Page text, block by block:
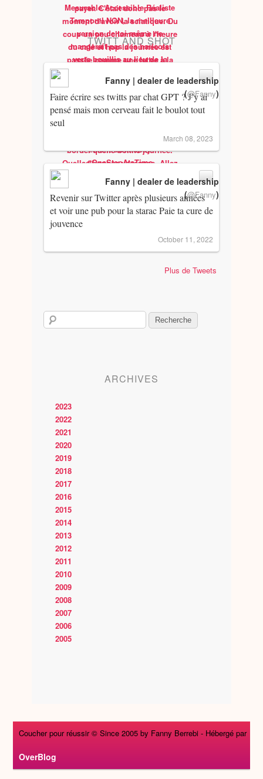
TWITT AND SHOT
Faire écrire ses twitts par chat GPT ? J’y ai
pensé mais mon cerveau fait le boulot tout
seul
Fanny | dealer de leadership
(@Fanny)
March 08, 2023
Revenir sur Twitter après plusieurs années
et voir une pub pour la starac Paie ta cure de
jouvence
Fanny | dealer de leadership
(@Fanny)
October 11, 2022
Plus de Tweets
ARCHIVES
2023
2022
2021
2020
2019
2018
2017
2016
2015
2014
2013
2012
2011
2010
2009
2008
2007
2006
2005
Coucher pour réussir © Since 2005 by Fanny Berrebi - Hébergé par
OverBlog